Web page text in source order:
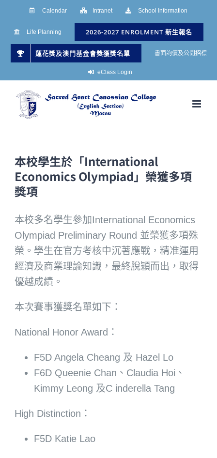
Calendar Intranet School Information
Life Planning 2026-2027 ENROLMENT 新生報名
蓮花獎及澳門基金會獎獲獎名單 書面詢價及公開招標
eClass Login
本校學生於「International
Economics Olympiad」榮獲多項
獎項
本校多名學生參加International Economics
Olympiad Preliminary Round 並榮獲多項殊
榮。學生在官方考核中沉著應戰，精准運用
經濟及商業理論知識，最終脫穎而出，取得
優越成績。
本次賽事獲獎名單如下：
National Honor Award：
F5D Angela Cheang 及 Hazel Lo
F6D Queenie Chan、Claudia Hoi、
Kimmy Leong 及C inderella Tang
High Distinction：
F5D Katie Lao